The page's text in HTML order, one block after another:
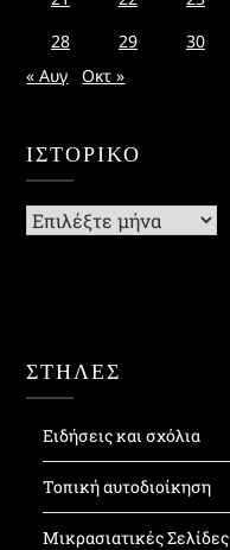
28
29
30
« Αυγ
Οκτ »
ΙΣΤΟΡΙΚΌ
Ιστορικό
ΣΤΗΛΕΣ
Ειδήσεις και σχόλια
Τοπική αυτοδιοίκηση
Μικρασιατικές Σελίδες